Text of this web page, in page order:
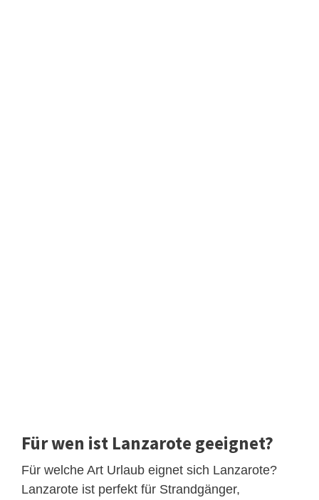
Für wen ist Lanzarote geeignet?
Für welche Art Urlaub eignet sich Lanzarote?
Lanzarote ist perfekt für Strandgänger,